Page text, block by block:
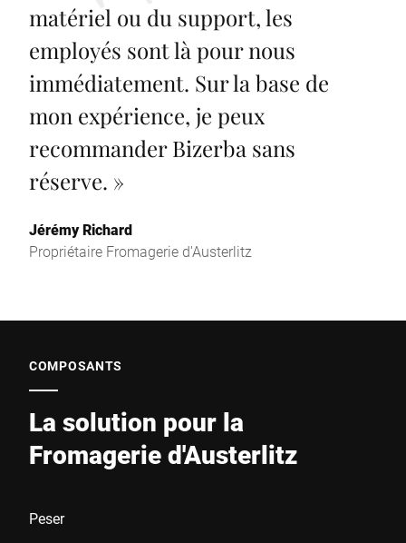
matériel ou du support, les
employés sont là pour nous
immédiatement. Sur la base de
mon expérience, je peux
recommander Bizerba sans
réserve. »
Jérémy Richard
Propriétaire Fromagerie d'Austerlitz
COMPOSANTS
La solution pour la
Fromagerie d'Austerlitz
Peser